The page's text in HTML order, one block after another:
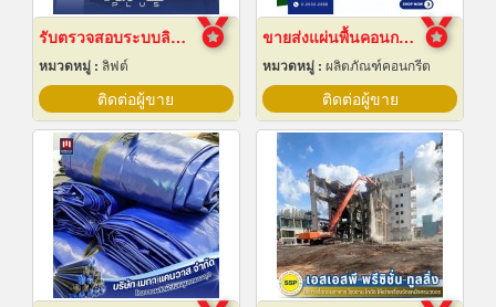
รับตรวจสอบระบบลิฟต์ ซ่อมบำรุงรักษา Maintenance
หมวดหมู่ : ลิฟต์
ติดต่อผู้ขาย
ขายส่งแผ่นพื้นคอนกรีต สมุทรปราการ
หมวดหมู่ : ผลิตภัณฑ์คอนกรีต
ติดต่อผู้ขาย